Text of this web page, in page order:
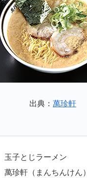
出典： 萬珍軒
とじラーメン
軒（まんちんけん）